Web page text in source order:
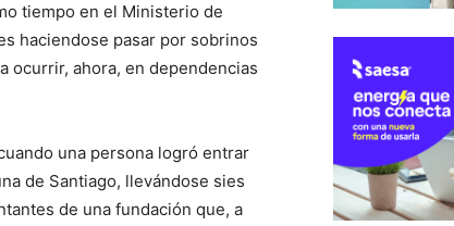
tiempo en el Ministerio de
haciendose pasar por sobrinos
ocurrir, ahora, en dependencias
una persona logró entrar
de Santiago, llevándose sies
de una fundación que, a